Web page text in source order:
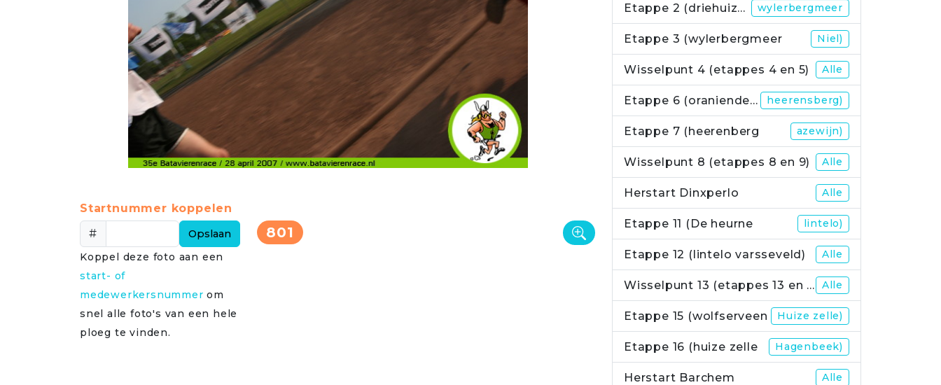
Startnummer koppelen
#
Opslaan
Koppel deze foto aan een
start- of
medewerkersnummer om
snel alle foto's van een hele
ploeg te vinden.
801
Etappe 2 (driehuizerweg wylerbergmeer
Etappe 3 (wylerbergmeer Niel)
Wisselpunt 4 (etappes 4 en 5) Alle
Etappe 6 (oraniendeich heerensberg)
Etappe 7 (heerenberg azewijn)
Wisselpunt 8 (etappes 8 en 9) Alle
Herstart Dinxperlo Alle
Etappe 11 (De heurne lintelo)
Etappe 12 (lintelo varsseveld) Alle
Wisselpunt 13 (etappes 13 en 14) Alle
Etappe 15 (wolfserveen Huize zelle)
Etappe 16 (huize zelle Hagenbeek)
Herstart Barchem Alle